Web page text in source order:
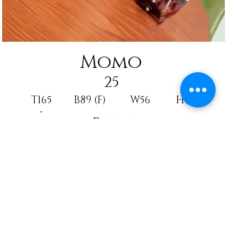
Momo
25
T165 B89 (F) W56 H87
Reine